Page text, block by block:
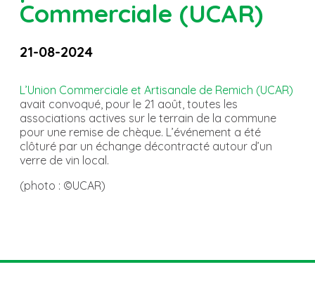
Commerciale (UCAR)
21-08-2024
L’Union Commerciale et Artisanale de Remich (UCAR)
avait convoqué, pour le 21 août, toutes les
associations actives sur le terrain de la commune
pour une remise de chèque. L’événement a été
clôturé par un échange décontracté autour d’un
verre de vin local.
(photo : ©UCAR)